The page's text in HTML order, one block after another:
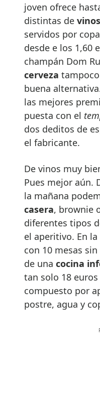
joven ofrece
distintas de vinos
servidos por
desde e los 1,60
champán Dom
cerveza
buena
las mejores
puesta con el
dos deditos de
el fabricante.
De vinos muy
Pues mejor aún.
la mañana
casera, brownie
diferentes tipos
el aperitivo. En
con 10 mesas
de una cocina
tan solo 18
compuesto por
postre, agua y